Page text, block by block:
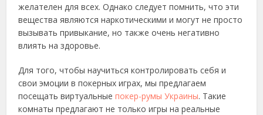
желателен для всех. Однако следует помнить, что эти
вещества являются наркотическими и могут не просто
вызывать привыкание, но также очень негативно
влиять на здоровье.
Для того, чтобы научиться контролировать себя и
свои эмоции в покерных играх, мы предлагаем
посещать виртуальныепокер-румы Украины. Такие
комнаты предлагают не только игры на реальные